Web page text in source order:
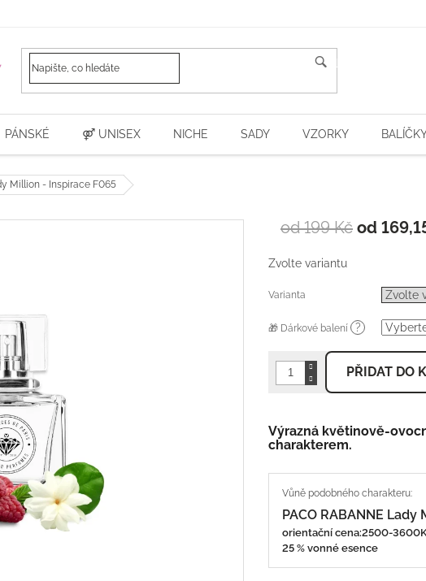
HLEDAT
PÁNSKÉ ⚤ UNISEX NICHE SADY VZORKY
Million - Inspirace F065
od 199 Kč od
Zvolte variantu
Varianta
🎁 Dárkové balení ?
PŘIDAT DO
Výrazná květinově-
charakterem.
PACO RABANNE Lady
orientační cena:2500-
25 % vonné esence